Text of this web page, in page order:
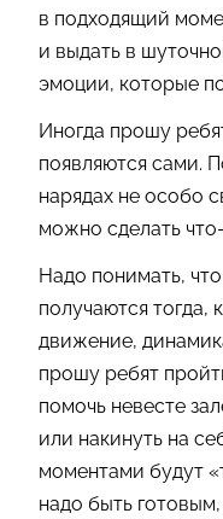
в подходящий
и выдать в
эмоции, которые
Иногда прошу
появляются сами.
нарядах не особо
можно сделать
Надо понимать,
получаются тогда,
движение,
прошу ребят
помочь невесте
или накинуть на
моментами будут
надо быть